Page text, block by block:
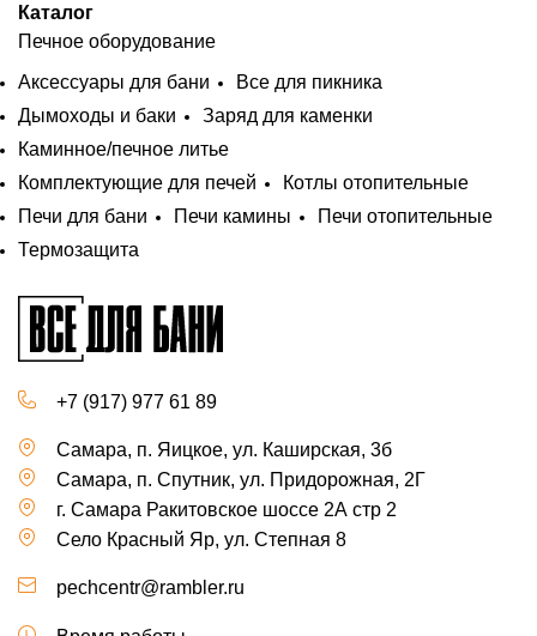
Каталог
Печное оборудование
Аксессуары для бани
Все для пикника
Дымоходы и баки
Заряд для каменки
Каминное/печное литье
Комплектующие для печей
Котлы отопительные
Печи для бани
Печи камины
Печи отопительные
Термозащита
+7 (917) 977 61 89
Самара, п. Яицкое, ул. Каширская, 3б
Самара, п. Спутник, ул. Придорожная, 2Г
г. Самара Ракитовское шоссе 2А стр 2
Село Красный Яр, ул. Степная 8
pechcentr@rambler.ru